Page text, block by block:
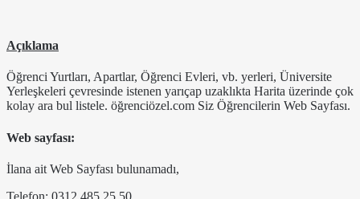
Açıklama
Öğrenci Yurtları, Apartlar, Öğrenci Evleri, vb. yerleri, Üniversite
Yerleşkeleri çevresinde istenen yarıçap uzaklıkta Harita üzerinde çok
kolay ara bul listele. öğrenciözel.com Siz Öğrencilerin Web Sayfası.
Web sayfası:
İlana ait Web Sayfası bulunamadı,
Telefon: 0312 485 25 50